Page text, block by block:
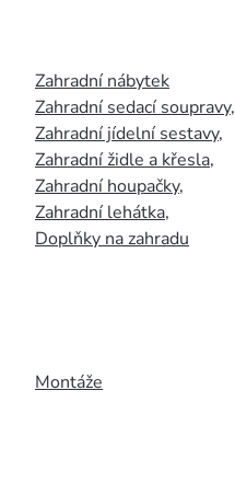
Zahradní nábytek
Zahradní sedací soupravy,
Zahradní jídelní sestavy,
Zahradní židle a křesla,
Zahradní houpačky,
Zahradní lehátka,
Doplňky na zahradu
Montáže